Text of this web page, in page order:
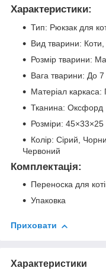
Характеристики:
Тип: Рюкзак для
Вид тварини:
Розмір тварини:
Вага тварини: До 7
Матеріал каркаса:
Тканина: Оксфорд
Розміри: 45×33×25
Колір: Сірий,
Червоний
Комплектація:
Переноска для
Упаковка
Приховати
Характеристики